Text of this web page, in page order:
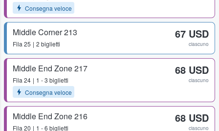
Consegna veloce
Middle Corner 213
Fila 25 2 biglietti
67 USD
ciascuno
Middle End Zone 217
Fila 24
1 - 3 biglietti
Consegna veloce
68 USD
ciascuno
Middle End Zone 216
Fila 20 1 - 6 biglietti
68 USD
ciascuno